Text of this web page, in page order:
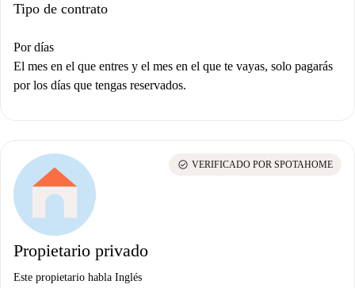
Tipo de contrato
Por días
El mes en el que entres y el mes en el que te vayas, solo pagarás
por los días que tengas reservados.
Propietario privado
Este propietario habla Inglés
check_circle VERIFICADO POR SPOTAHOME